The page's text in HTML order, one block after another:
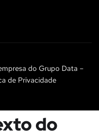
do Grupo Data –
de Privacidade
do